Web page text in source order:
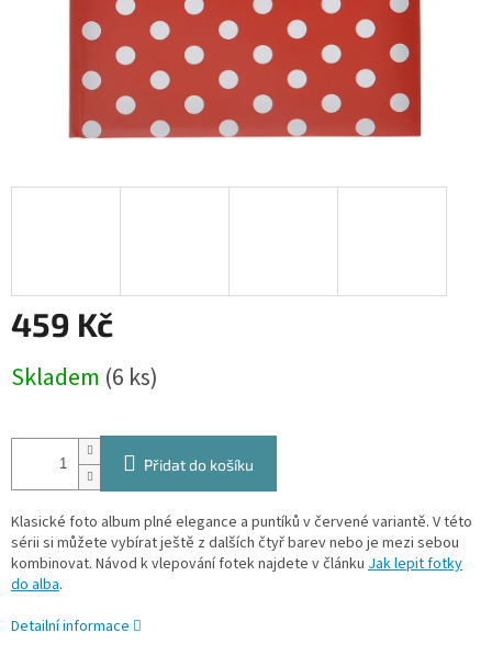
459 Kč
cena:
Skladem (6 ks)
Přidat do košíku
Klasické foto album plné elegance a puntíků v červené variantě. V této
sérii si můžete vybírat ještě z dalších čtyř barev nebo je mezi sebou
kombinovat. Návod k vlepování fotek najdete v článku Jak lepit fotky
do alba.
Detailní informace